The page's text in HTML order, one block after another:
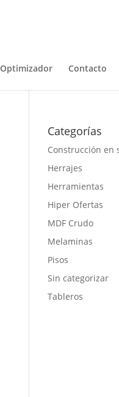
Optimizador Contacto
Categorías
Construcción en
Herrajes
Herramientas
Hiper Ofertas
MDF Crudo
Melaminas
Pisos
Sin categorizar
Tableros